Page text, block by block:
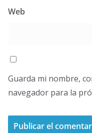
Web
Guarda mi nombre,
navegador para la